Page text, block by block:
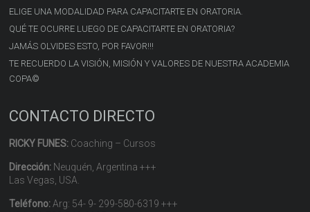
ELIGE UNA MODALIDAD PARA CAPACITARTE EN ORATORIA.
QUÉ TE OCURRE LUEGO DE CAPACITARTE EN ORATORIA?
JAMÁS OLVIDES ESTO, POR FAVOR!!!
TE RECUERDO LA VISIÓN, MISIÓN Y VALORES DE NUESTRA ACADEMIA
COPA©
CONTACTO DIRECTO
RICKY FUNES: Coaching – Cursos
Dirección: Neuquén, Argentina +++
Las Vegas, USA.
Teléfono:Arg: 54- 9- 299-580-6319 +++